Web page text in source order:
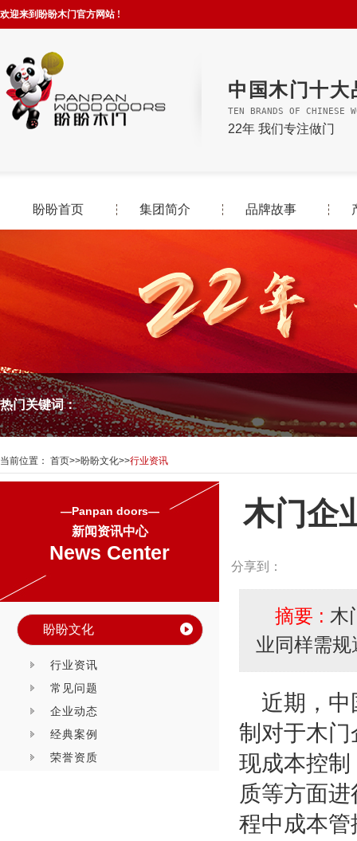
欢迎来到盼盼木门官方网站 !
中国木门十大
TEN BRANDS OF CHINESE
22年 我们专注做门
盼盼首页 集团简介 品牌故事
热门关键词：
当前位置： 首页>>盼盼文化>>行业资讯
—Panpan doors—
新闻资讯中心
News Center
盼盼文化
行业资讯
常见问题
企业动态
经典案例
荣誉资质
木门企
分享到：
摘要 : 木
业同样需
近期，
制对于木
现成本控
质等方面
程中成本